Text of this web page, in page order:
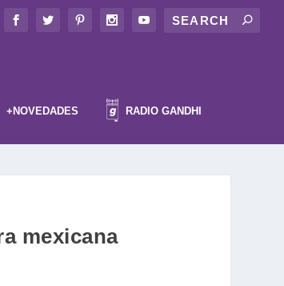
+NOVEDADES RADIO GANDHI
mexicana